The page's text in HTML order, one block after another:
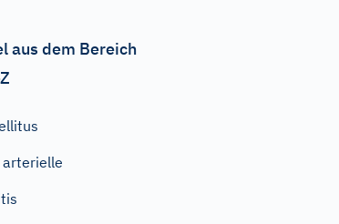
aus dem Bereich
arterielle